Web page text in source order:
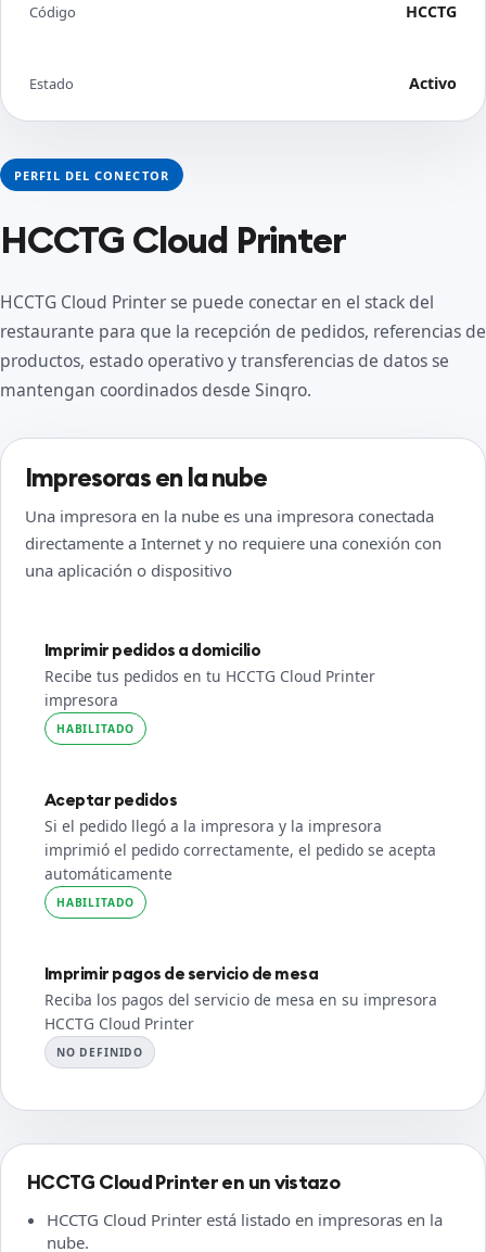
PERFIL DEL CONECTOR
HCCTG Cloud Printer
HCCTG Cloud Printer se puede conectar en el stack del
restaurante para que la recepción de pedidos, referencias de
productos, estado operativo y transferencias de datos se
mantengan coordinados desde Sinqro.
Impresoras en la nube
Una impresora en la nube es una impresora conectada
directamente a Internet y no requiere una conexión con
una aplicación o dispositivo
Imprimir pedidos a domicilio
Recibe tus pedidos en tu HCCTG Cloud Printer
impresora
HABILITADO
Aceptar pedidos
Si el pedido llegó a la impresora y la impresora
imprimió el pedido correctamente, el pedido se acepta
automáticamente
HABILITADO
Imprimir pagos de servicio de mesa
Reciba los pagos del servicio de mesa en su impresora
HCCTG Cloud Printer
NO DEFINIDO
HCCTG Cloud Printer en un vistazo
HCCTG Cloud Printer está listado en impresoras en la
nube.
Código HCCTG
Estado Activo